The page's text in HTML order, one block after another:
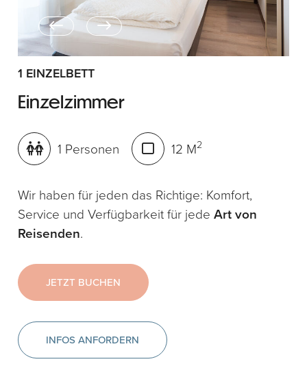
1 EINZELBETT
Einzelzimmer
1 Personen 12 M2
Wir haben für jeden das Richtige: Komfort,
Service und Verfügbarkeit für jedeArt von
Reisenden.
JETZT BUCHEN
INFOS ANFORDERN